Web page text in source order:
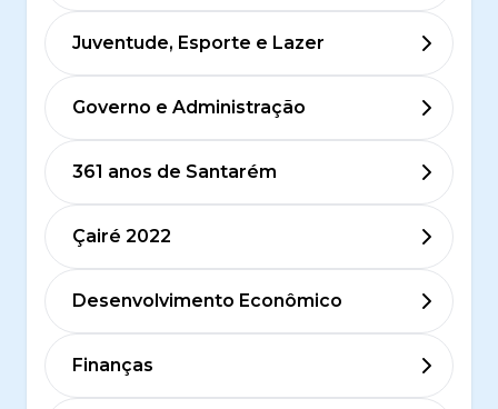
Juventude, Esporte e Lazer
Governo e Administração
361 anos de Santarém
Çairé 2022
Desenvolvimento Econômico
Finanças